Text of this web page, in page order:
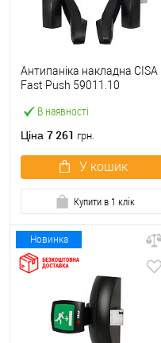
В наявності
Антипаніка накладна CISA
Fast Push 59011.10
штанги
Ціна 7 261 грн.
У кошик
Купити в 1 клік
Новинка